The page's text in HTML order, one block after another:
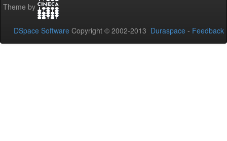
Theme by
DSpace Software Copyright © 2002-2013 Duraspace - Feedback